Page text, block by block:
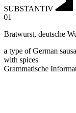
SUBSTANTIV
01
Bratwurst, deutsche
a type of German
with spices
Grammatische